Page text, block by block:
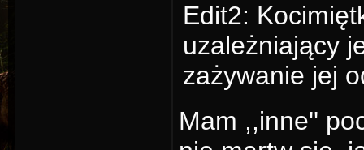
Edit2:
uzależniający
zażywanie jej
Mam ,,inne''